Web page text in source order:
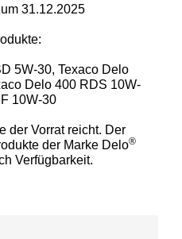
31.12.2025
5W-30, Texaco Delo
Delo 400 RDS 10W-
10W-30
der Vorrat reicht. Der
der Marke Delo®
Verfügbarkeit.